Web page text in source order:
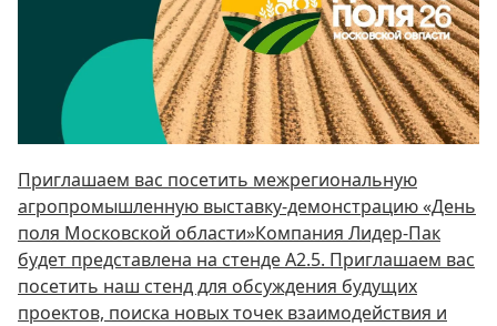
Приглашаем вас посетить межрегиональную
агропромышленную выставку-демонстрацию «День
поля Московской области»Компания Лидер-Пак
будет представлена на стенде А2.5. Приглашаем вас
посетить наш стенд для обсуждения будущих
проектов, поиска новых точек взаимодействия и